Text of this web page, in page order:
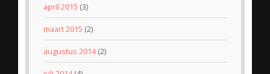
april 2015 (3)
maart 2015 (2)
augustus 2014(2)